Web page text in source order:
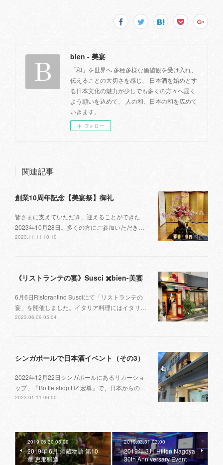
bien - 美宴
「和」を世界へ 多種多様な価値観を受け入れ、
伝えることの大切さを感じ、 日本酒を始めとす
る日本文化の魅力が少しでも多くの方々へ届く
よう願いを込めて、 人の和、日本の和を広めて
いきます。
フォロー
関連記事
創業10周年記念【美宴祭】御礼
皆さまに支えていただき、迎えることができた
2023年10月28日。多くの方にご参加いただき…
2023.11.11 10:10
《リストランテの宴》Susci ✖️bien-美宴
6月6日Ristorantino Susciにて「リストランテの
宴」を開催しました。イタリア料理にはイタリ…
2023.06.09 05:04
シンガポールで日本酒イベント（その3）
2022年12月22日シンガポールにあるリカーショ
ップ、『Bottle shop HZ 宏尊』で、日本からの…
2023.01.11 06:00
2019.06.30 03:00
2019年 6月 酒蔵物語 第10
章 恵那醸造
2019.03.31 03:00
2019年 3月 Hilton Nagoya
30th Anniversary Event